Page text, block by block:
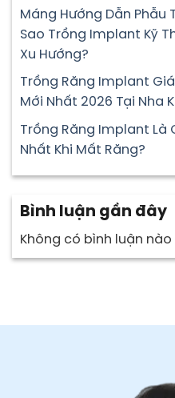
Máng Hướng Dẫn Phẫu
Sao Trồng Implant Kỹ
Xu Hướng?
Trồng Răng Implant
Mới Nhất 2026 Tại Nha
Trồng Răng Implant Là
Nhất Khi Mất Răng?
Bình luận gần đây
Không có bình luận